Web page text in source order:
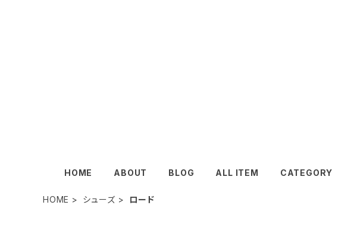
HOME ABOUT BLOG ALL ITEM CATEGORY
HOME シューズ ロード